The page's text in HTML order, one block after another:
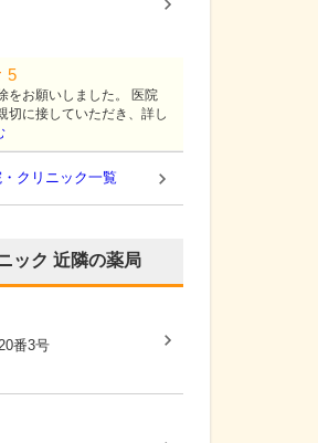
5
をお願いしました。 医院
切に接していただき、詳し
クリニック一覧
ック 近隣の薬局
番3号